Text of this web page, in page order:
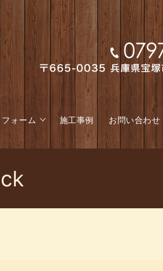
フォーム 施工事例 お問い合わせ